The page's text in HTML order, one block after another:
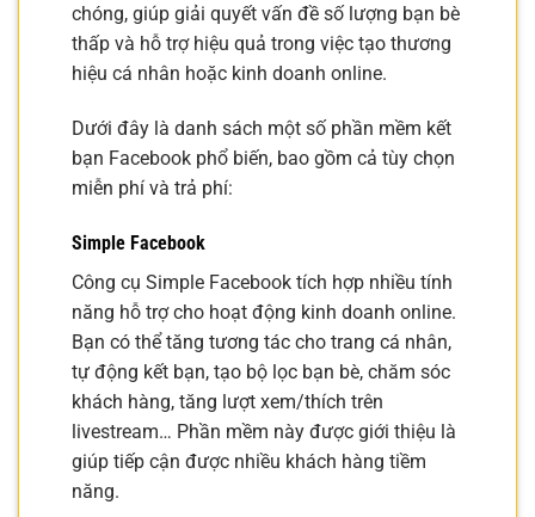
chóng, giúp giải quyết vấn đề số lượng bạn bè
thấp và hỗ trợ hiệu quả trong việc tạo thương
hiệu cá nhân hoặc kinh doanh online.
Dưới đây là danh sách một số phần mềm kết
bạn Facebook phổ biến, bao gồm cả tùy chọn
miễn phí và trả phí:
Simple Facebook
Công cụ Simple Facebook tích hợp nhiều tính
năng hỗ trợ cho hoạt động kinh doanh online.
Bạn có thể tăng tương tác cho trang cá nhân,
tự động kết bạn, tạo bộ lọc bạn bè, chăm sóc
khách hàng, tăng lượt xem/thích trên
livestream… Phần mềm này được giới thiệu là
giúp tiếp cận được nhiều khách hàng tiềm
năng.